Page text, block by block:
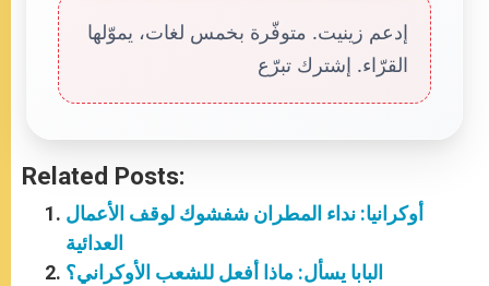
إدعم زينيت. متوفّرة بخمس لغات، يموّلها
القرّاء. إشترك تبرّع
Related Posts:
أوكرانيا: نداء المطران شفشوك لوقف الأعمال
العدائية
البابا يسأل: ماذا أفعل للشعب الأوكراني؟